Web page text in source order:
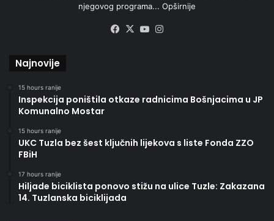
njegovog programa... Opširnije
Facebook
X YouTube
Najnovije
15 hours ranije
Inspekcija poništila otkaze radnicima Bošnjacima u JP
Komunalno Mostar
15 hours ranije
UKC Tuzla bez šest ključnih lijekova s liste Fonda ZZO
FBiH
17 hours ranije
Hiljade biciklista ponovo stižu na ulice Tuzle: Zakazana
14. Tuzlanska biciklijada